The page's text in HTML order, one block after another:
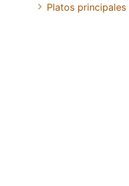
Platos principales